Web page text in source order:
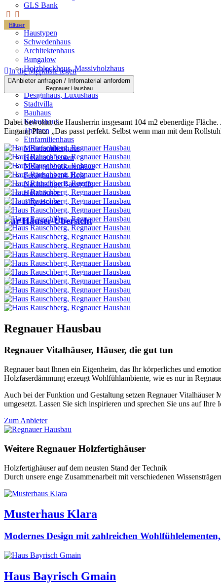
GLS Bank
Häuser
Haustypen
Schwedenhaus
Architektenhaus
Bungalow
Holzblockhaus, Massivholzhaus
Stadthaus
Landhaus, Naturhaus
Designhaus, Luxushaus
Stadtvilla
Bauhaus
Kubushaus
Themen
Einfamilienhaus
Mehrfamilienhaus
Holzhaus bauen
Mehrgenerationenhaus
Fertighaus mit Holz
Nachhaltige Baustoffe
Holzhäuser
Tiny House
Zur Häuser-Übersicht
In die Merkliste legen
Anbieter anfragen / Infomaterial anfordern
Regnauer Hausbau
Dabei bewohnt die Hausherrin insgesamt 104 m2 ebenerdige
Eingang Platz. „Das passt perfekt. Selbst wenn man mit dem
Regnauer Hausbau
Regnauer Vitalhäuser, Häuser, die gut tun
Regnauer baut Ihnen ein Eigenheim, das Ihr körperliches und
Holzfaserdämmung erzeugt Wohlfühlambiente, wie es nur in
Auch bei der Funktion und Gestaltung setzen Regnauer
umgesetzt. Lassen Sie sich inspirieren und sprechen Sie uns auf Ihre
Zum Anbieter
Weitere Regnauer Holzfertighäuser
Holzfertighäuser auf dem neusten Stand der Technik
Durch unsere enge Zusammenarbeit mit verschiedenen
Musterhaus Klara
Modernes Design mit zahlreichen
Haus Bayrisch Gmain